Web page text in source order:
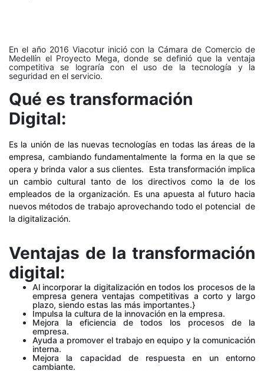
En el año 2016 Viacotur inició con la Cámara de Comercio de
Medellín el Proyecto Mega, donde se definió que la ventaja
competitiva se lograría con el uso de la tecnología y la
seguridad en el servicio.
Qué es transformación
Digital:
Es la unión de las nuevas tecnologías en todas las áreas de la
empresa, cambiando fundamentalmente la forma en la que se
opera y brinda valor a sus clientes. Esta transformación implica
un cambio cultural tanto de los directivos como la de los
empleados de la organización. Es una apuesta al futuro hacia
nuevos métodos de trabajo aprovechando todo el potencial de
la digitalización.
Ventajas de la transformación
digital:
Al incorporar la digitalización en todos los procesos de la
empresa genera ventajas competitivas a corto y largo
plazo, siendo estas las más importantes.}
Impulsa la cultura de la innovación en la empresa.
Mejora la eficiencia de todos los procesos de la
empresa.
Ayuda a promover el trabajo en equipo y la comunicación
interna.
Mejora la capacidad de respuesta en un entorno
cambiante.